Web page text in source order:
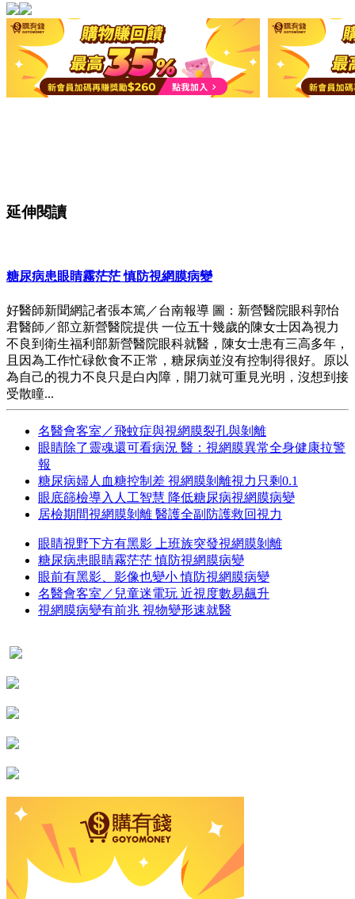
延伸閱讀
糖尿病患眼睛霧茫茫 慎防視網膜病變
好醫師新聞網記者張本篤／台南報導 圖：新營醫院眼科郭怡
君醫師／部立新營醫院提供 一位五十幾歲的陳女士因為視力
不良到衛生福利部新營醫院眼科就醫，陳女士患有三高多年，
且因為工作忙碌飲食不正常，糖尿病並沒有控制得很好。原以
為自己的視力不良只是白內障，開刀就可重見光明，沒想到接
受散瞳...
名醫會客室／飛蚊症與視網膜裂孔與剝離
眼睛除了靈魂還可看病況 醫：視網膜異常全身健康拉警
報
糖尿病婦人血糖控制差 視網膜剝離視力只剩0.1
眼底篩檢導入人工智慧 降低糖尿病視網膜病變
居檢期間視網膜剝離 醫護全副防護救回視力
眼睛視野下方有黑影 上班族突發視網膜剝離
糖尿病患眼睛霧茫茫 慎防視網膜病變
眼前有黑影、影像也變小 慎防視網膜病變
名醫會客室／兒童迷電玩 近視度數易飆升
視網膜病變有前兆 視物變形速就醫